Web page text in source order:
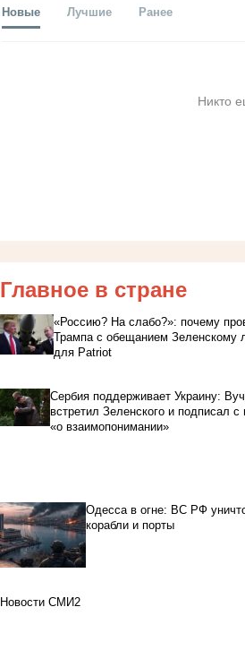
Новые Лучшие Ранее
Никто
Главное в стране
«Россию? На слабо?»: почему
Трампа с обещанием Зеленскому
для Patriot
Сербия поддерживает Украину:
встретил Зеленского и подписал
«о взаимопонимании»
Одесса в огне: ВС РФ
корабли и порты
Новости СМИ2